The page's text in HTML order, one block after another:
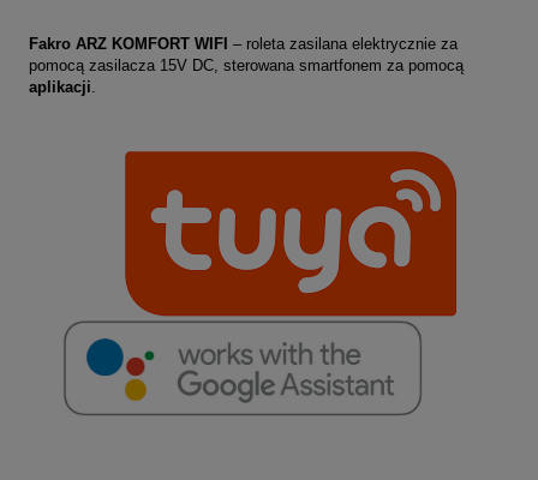
Fakro ARZ KOMFORT WIFI – roleta zasilana elektrycznie za
pomocą zasilacza 15V DC, sterowana smartfonem za pomocą
aplikacji